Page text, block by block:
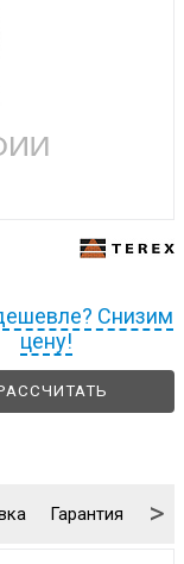
Снизим
цену!
Гарантия >